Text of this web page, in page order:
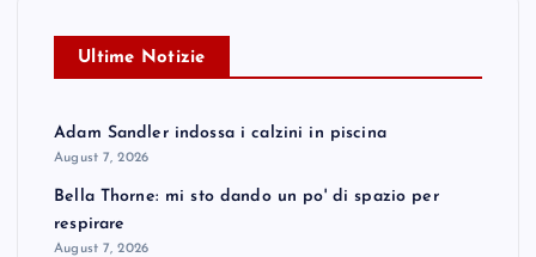
Ultime Notizie
Adam Sandler indossa i calzini in piscina
August 7, 2026
Bella Thorne: mi sto dando un po' di spazio per
respirare
August 7, 2026